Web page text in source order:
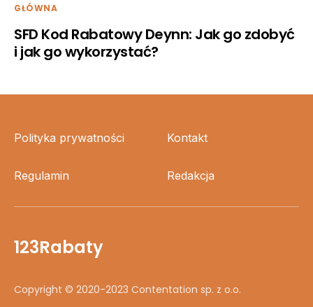
GŁÓWNA
SFD Kod Rabatowy Deynn: Jak go zdobyć
i jak go wykorzystać?
Polityka prywatności Kontakt
Regulamin Redakcja
123Rabaty
Copyright © 2020-2023 Contentation sp. z o.o.